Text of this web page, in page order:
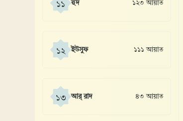
১১ হুদ ১২৩ আয়াত
১২ ইউসুফ ১১১ আয়াত
১৩ আর্ রাদ ৪৩ আয়াত